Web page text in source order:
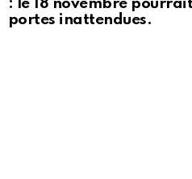
: le 18 novembre
portes inattendues.